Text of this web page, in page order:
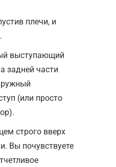
плечи, и
выступающий
задней части
(или просто
строго вверх
Вы почувствуете